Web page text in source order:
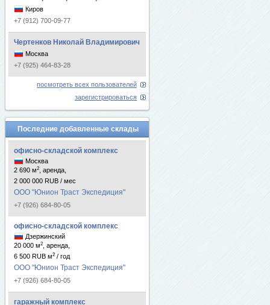
Киров
+7 (912) 700-09-77
Чертенков Николай Владимирович
Москва
+7 (925) 464-83-28
посмотреть всех пользователей
зарегистрироваться
Последние добавленные склады
офисно-складской комплекс
Москва
2 690 м2
, аренда,
2 000 000 RUB / мес
ООО "Юнион Траст Экспедиция"
+7 (926) 684-80-05
офисно-складской комплекс
Дзержинский
20 000 м2
, аренда,
6 500 RUB м2 / год
ООО "Юнион Траст Экспедиция"
+7 (926) 684-80-05
гаражный комплекс